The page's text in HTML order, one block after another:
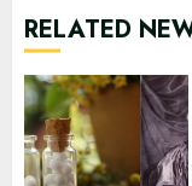
RELATED